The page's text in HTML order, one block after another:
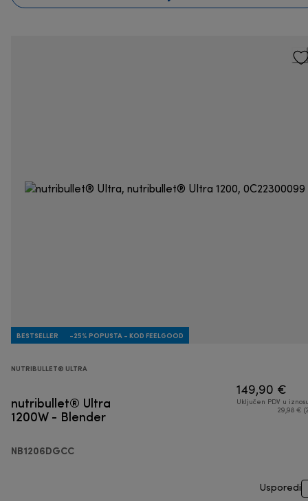
BESTSELLER -25% POPUSTA - KOD FEELGOOD
NUTRIBULLET® ULTRA
nutribullet® Ultra
1200W - Blender
NB1206DGCC
149,90 €
Uključen PDV u
29,98 €
Usporedi